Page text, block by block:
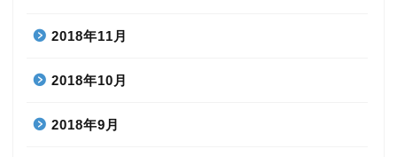
2018年11月
2018年10月
2018年9月